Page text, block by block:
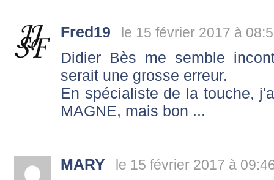
Fred19 le 15 février 2017 à
Didier Bès me semble
serait une grosse erreur.
En spécialiste de la touche,
MAGNE, mais bon ...
MARY le 15 février 2017 à